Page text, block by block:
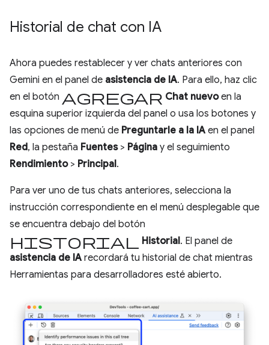
Historial de chat con IA
Ahora puedes restablecer y ver chats anteriores con
Gemini en el panel de asistencia de IA. Para ello, haz clic
en el botón agregar Chat nuevoen la
esquina superior izquierda del panel o usa los botones y
las opciones de menú de Preguntarle a la IA en el panel
Red, la pestaña Fuentes> Página y el seguimiento
Rendimiento> Principal.
Para ver uno de tus chats anteriores, selecciona la
instrucción correspondiente en el menú desplegable que
se encuentra debajo del botón
historial Historial. El panel de
asistencia de IA recordará tu historial de chat mientras
Herramientas para desarrolladores esté abierto.